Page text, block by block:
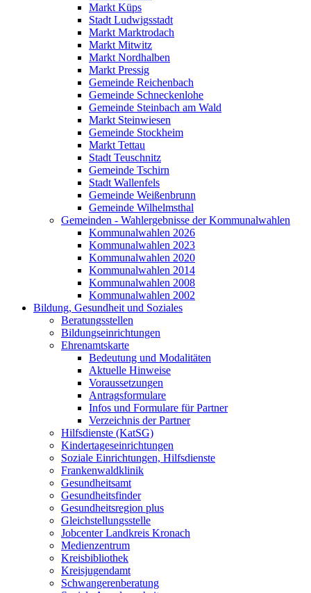
Markt Küps
Stadt Ludwigsstadt
Markt Marktrodach
Markt Mitwitz
Markt Nordhalben
Markt Pressig
Gemeinde Reichenbach
Gemeinde Schneckenlohe
Gemeinde Steinbach am Wald
Markt Steinwiesen
Gemeinde Stockheim
Markt Tettau
Stadt Teuschnitz
Gemeinde Tschirn
Stadt Wallenfels
Gemeinde Weißenbrunn
Gemeinde Wilhelmsthal
Gemeinden - Wahlergebnisse der Kommunalwahlen
Kommunalwahlen 2026
Kommunalwahlen 2023
Kommunalwahlen 2020
Kommunalwahlen 2014
Kommunalwahlen 2008
Kommunalwahlen 2002
Bildung, Gesundheit und Soziales
Beratungsstellen
Bildungseinrichtungen
Ehrenamtskarte
Bedeutung und Modalitäten
Aktuelle Hinweise
Voraussetzungen
Antragsformulare
Infos und Formulare für Partner
Verzeichnis der Partner
Hilfsdienste (KatSG)
Kindertageseinrichtungen
Soziale Einrichtungen, Hilfsdienste
Frankenwaldklinik
Gesundheitsamt
Gesundheitsfinder
Gesundheitsregion plus
Gleichstellungsstelle
Jobcenter Landkreis Kronach
Medienzentrum
Kreisbibliothek
Kreisjugendamt
Schwangerenberatung